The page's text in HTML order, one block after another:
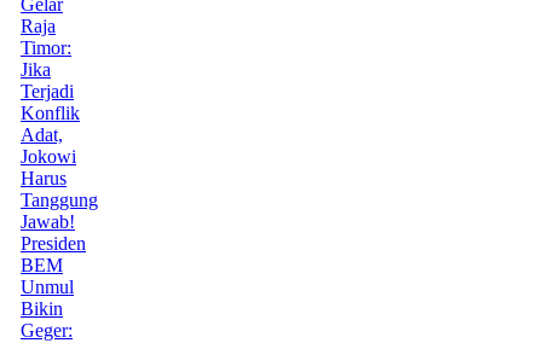
Raja
Timor:
Jika
Terjadi
Konflik
Adat,
Jokowi
Harus
Tanggung
Jawab!
Presiden
BEM
Unmul
Bikin
Geger: